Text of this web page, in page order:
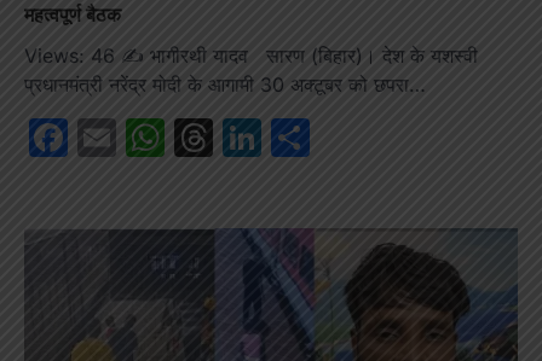
महत्वपूर्ण बैठक
Views: 46 ✍️ भागीरथी यादव सारण (बिहार)। देश के यशस्वी
प्रधानमंत्री नरेंद्र मोदी के आगामी 30 अक्टूबर को छपरा…
Facebook
EmailWhatsApp
Threads
LinkedIn